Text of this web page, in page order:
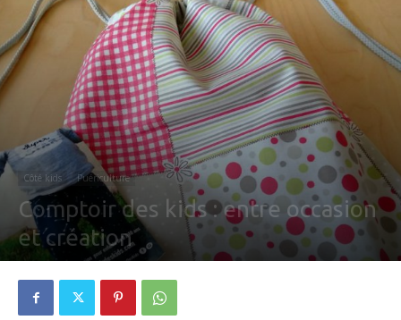
Côté kids Puériculture
Comptoir des kids : entre occasion
et création